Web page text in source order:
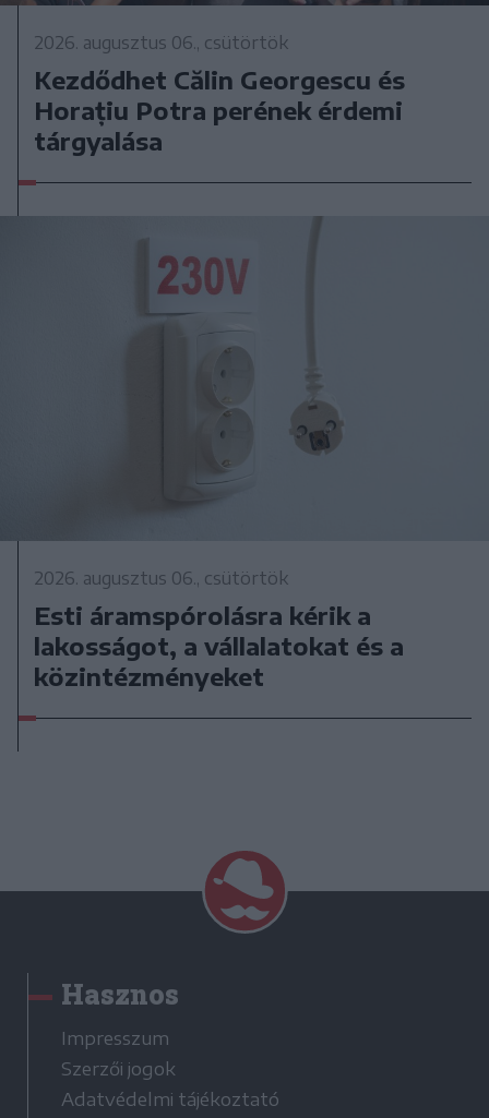
2026. augusztus 06., csütörtök
Kezdődhet Călin Georgescu és
Horațiu Potra perének érdemi
tárgyalása
2026. augusztus 06., csütörtök
Esti áramspórolásra kérik a
lakosságot, a vállalatokat és a
közintézményeket
Hasznos
Impresszum
Szerzői jogok
Adatvédelmi tájékoztató